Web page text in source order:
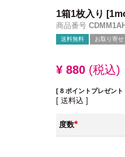
1箱1枚入り
商品番号
送料無料 お取り寄せ
¥ 880 税込
[ 8 ポイントプレゼント
送料込
度数
(必